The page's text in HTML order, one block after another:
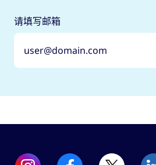
请填写邮箱